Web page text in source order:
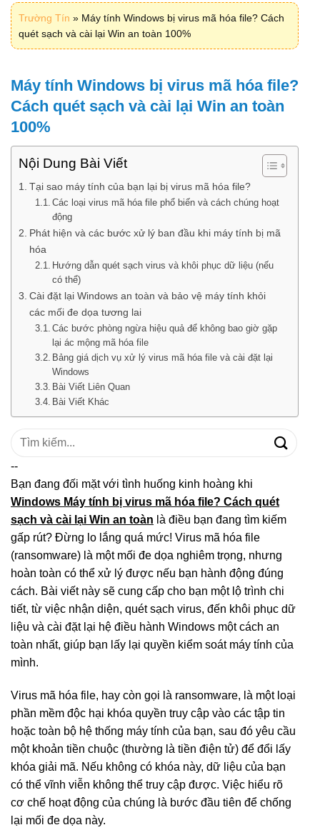
Trường Tín » Máy tính Windows bị virus mã hóa file? Cách
quét sạch và cài lại Win an toàn 100%
Máy tính Windows bị virus mã hóa file?
Cách quét sạch và cài lại Win an toàn
100%
Nội Dung Bài Viết
Tại sao máy tính của bạn lại bị virus mã hóa file?
Các loại virus mã hóa file phổ biến và cách chúng hoạt
động
Phát hiện và các bước xử lý ban đầu khi máy tính bị mã
hóa
Hướng dẫn quét sạch virus và khôi phục dữ liệu (nếu
có thể)
Cài đặt lại Windows an toàn và bảo vệ máy tính khỏi
các mối đe dọa tương lai
Các bước phòng ngừa hiệu quả để không bao giờ gặp
lại ác mộng mã hóa file
Bảng giá dịch vụ xử lý virus mã hóa file và cài đặt lại
Windows
Bài Viết Liên Quan
Bài Viết Khác
Tìm
--
Bạn đang đối mặt với tình huống kinh hoàng khi
Windows Máy tính bị virus mã hóa file? Cách quét
sạch và cài lại Win an toàn là điều bạn đang tìm kiếm
gấp rút? Đừng lo lắng quá mức! Virus mã hóa file
(ransomware) là một mối đe dọa nghiêm trọng, nhưng
hoàn toàn có thể xử lý được nếu bạn hành động đúng
cách. Bài viết này sẽ cung cấp cho bạn một lộ trình chi
tiết, từ việc nhận diện, quét sạch virus, đến khôi phục dữ
liệu và cài đặt lại hệ điều hành Windows một cách an
toàn nhất, giúp bạn lấy lại quyền kiểm soát máy tính của
mình.
Virus mã hóa file, hay còn gọi là ransomware, là một loại
phần mềm độc hại khóa quyền truy cập vào các tập tin
hoặc toàn bộ hệ thống máy tính của bạn, sau đó yêu cầu
một khoản tiền chuộc (thường là tiền điện tử) để đổi lấy
khóa giải mã. Nếu không có khóa này, dữ liệu của bạn
có thể vĩnh viễn không thể truy cập được. Việc hiểu rõ
cơ chế hoạt động của chúng là bước đầu tiên để chống
lại mối đe dọa này.